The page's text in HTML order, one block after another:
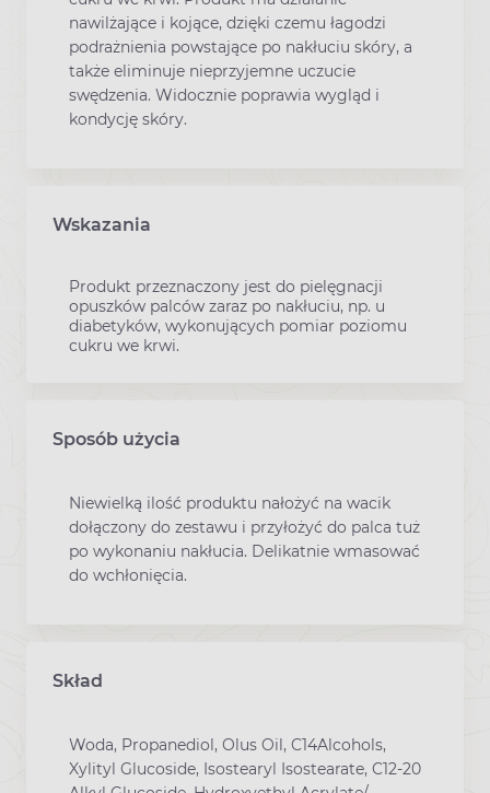
nawilżające i kojące, dzięki czemu łagodzi
podrażnienia powstające po nakłuciu skóry, a
także eliminuje nieprzyjemne uczucie
swędzenia. Widocznie poprawia wygląd i
kondycję skóry.
Wskazania
Produkt przeznaczony jest do pielęgnacji
opuszków palców zaraz po nakłuciu, np. u
diabetyków, wykonujących pomiar poziomu
cukru we krwi.
Sposób użycia
Niewielką ilość produktu nałożyć na wacik
dołączony do zestawu i przyłożyć do palca tuż
po wykonaniu nakłucia. Delikatnie wmasować
do wchłonięcia.
Skład
Woda, Propanediol, Olus Oil, C14Alcohols,
Xylityl Glucoside, Isostearyl Isostearate, C12-20